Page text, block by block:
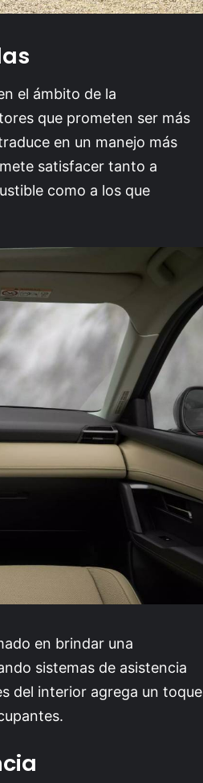
el ámbito de la
que prometen ser más
en un manejo más
satisfacer tanto a
como a los que
en brindar una
sistemas de asistencia
del interior agrega un toque